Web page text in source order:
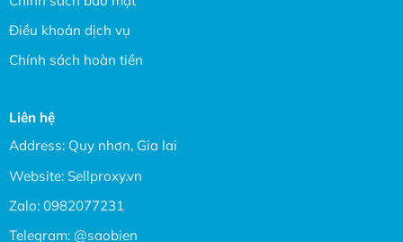
Điều khoản dịch vụ
Chính sách hoàn tiền
Liên hệ
Address: Quy nhơn, Gia lai
Website: Sellproxy.vn
Zalo: 0982077231
Telegram: @saobien